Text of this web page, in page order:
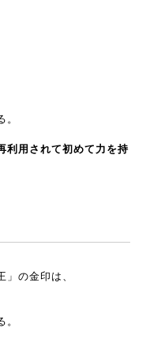
利用されて初めて力を持
の金印は、
。